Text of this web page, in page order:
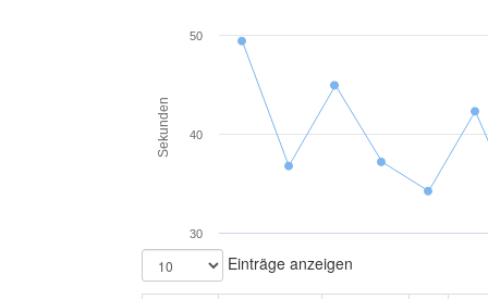
Sekunden
30
40
50
Einträge anzeigen